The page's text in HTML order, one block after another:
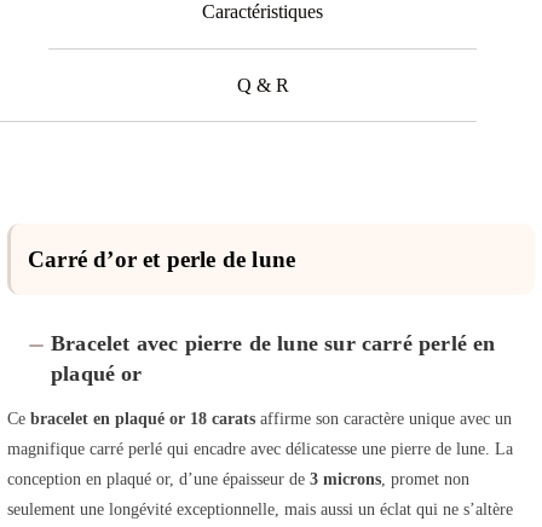
Caractéristiques
Q & R
Carré d’or et perle de lune
Bracelet avec pierre de lune sur carré perlé en
plaqué or
Ce bracelet en plaqué or 18 carats affirme son caractère unique avec un
magnifique carré perlé qui encadre avec délicatesse une pierre de lune. La
conception en plaqué or, d’une épaisseur de 3 microns, promet non
seulement une longévité exceptionnelle, mais aussi un éclat qui ne s’altère